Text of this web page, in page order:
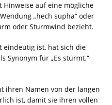
Hinweise auf eine mögliche
„hech supha“ oder
oder Sturmwind bezieht.
eindeutig ist, hat sich die
Synonym für „Es stürmt.“
ihren Namen von der langen
ist, damit sie ihren vollen